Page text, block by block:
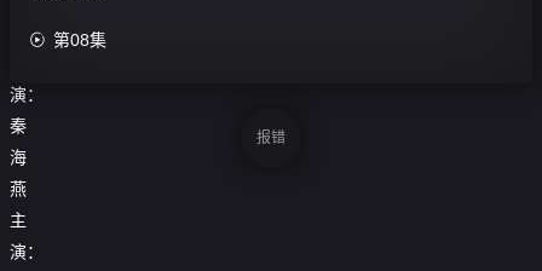
演：
秦
海
燕
主
演：
 第08集
报错